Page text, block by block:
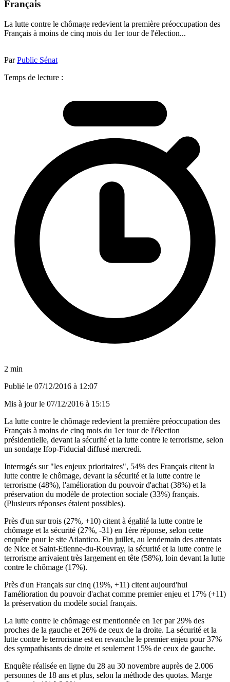
Français
La lutte contre le chômage redevient la première préoccupation des
Français à moins de cinq mois du 1er tour de l'élection...
ParPublic Sénat
Temps de lecture :
2 min
Publié le 07/12/2016 à 12:07
Mis à jour le 07/12/2016 à 15:15
La lutte contre le chômage redevient la première préoccupation des
Français à moins de cinq mois du 1er tour de l'élection
présidentielle, devant la sécurité et la lutte contre le terrorisme, selon
un sondage Ifop-Fiducial diffusé mercredi.
Interrogés sur "les enjeux prioritaires", 54% des Français citent la
lutte contre le chômage, devant la sécurité et la lutte contre le
terrorisme (48%), l'amélioration du pouvoir d'achat (38%) et la
préservation du modèle de protection sociale (33%) français.
(Plusieurs réponses étaient possibles).
Près d'un sur trois (27%, +10) citent à égalité la lutte contre le
chômage et la sécurité (27%, -31) en 1ère réponse, selon cette
enquête pour le site Atlantico. Fin juillet, au lendemain des attentats
de Nice et Saint-Etienne-du-Rouvray, la sécurité et la lutte contre le
terrorisme arrivaient très largement en tête (58%), loin devant la lutte
contre le chômage (17%).
Près d'un Français sur cinq (19%, +11) citent aujourd'hui
l'amélioration du pouvoir d'achat comme premier enjeu et 17% (+11)
la préservation du modèle social français.
La lutte contre le chômage est mentionnée en 1er par 29% des
proches de la gauche et 26% de ceux de la droite. La sécurité et la
lutte contre le terrorisme est en revanche le premier enjeu pour 37%
des sympathisants de droite et seulement 15% de ceux de gauche.
Enquête réalisée en ligne du 28 au 30 novembre auprès de 2.006
personnes de 18 ans et plus, selon la méthode des quotas. Marge